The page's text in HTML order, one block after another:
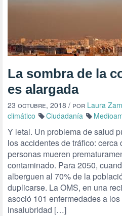
La sombra de la
es alargada
23 octubre, 2018 / por Laura
climático
Ciudadanía
Y letal. Un problema de salud
los accidentes de tráfico: cerca
personas mueren
contaminado. Para 2050,
alberguen al 70% de la
duplicarse. La OMS, en una
asoció 101 enfermedades a
insalubridad […]